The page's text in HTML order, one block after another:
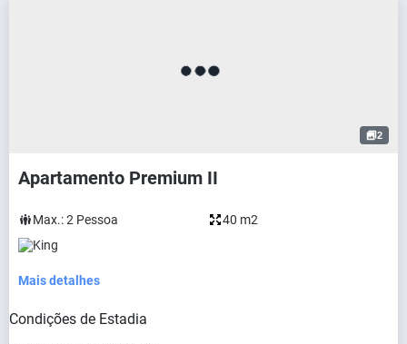
2
Apartamento Premium II
Max.:2 Pessoa
40 m2
King
Mais detalhes
Condições de Estadia